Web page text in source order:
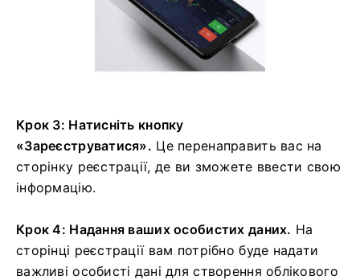
Крок 3: Натисніть кнопку
«Зареєструватися». Це перенаправить вас на
сторінку реєстрації, де ви зможете ввести свою
інформацію.
Крок 4: Надання ваших особистих даних. На
сторінці реєстрації вам потрібно буде надати
важливі особисті дані для створення облікового